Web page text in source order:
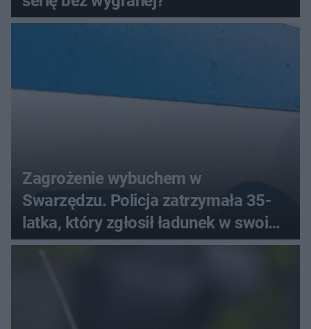
Zagrożenie wybuchem w
Swarzędzu. Policja zatrzymała 35-
latka, który zgłosił ładunek w swoim
aucie